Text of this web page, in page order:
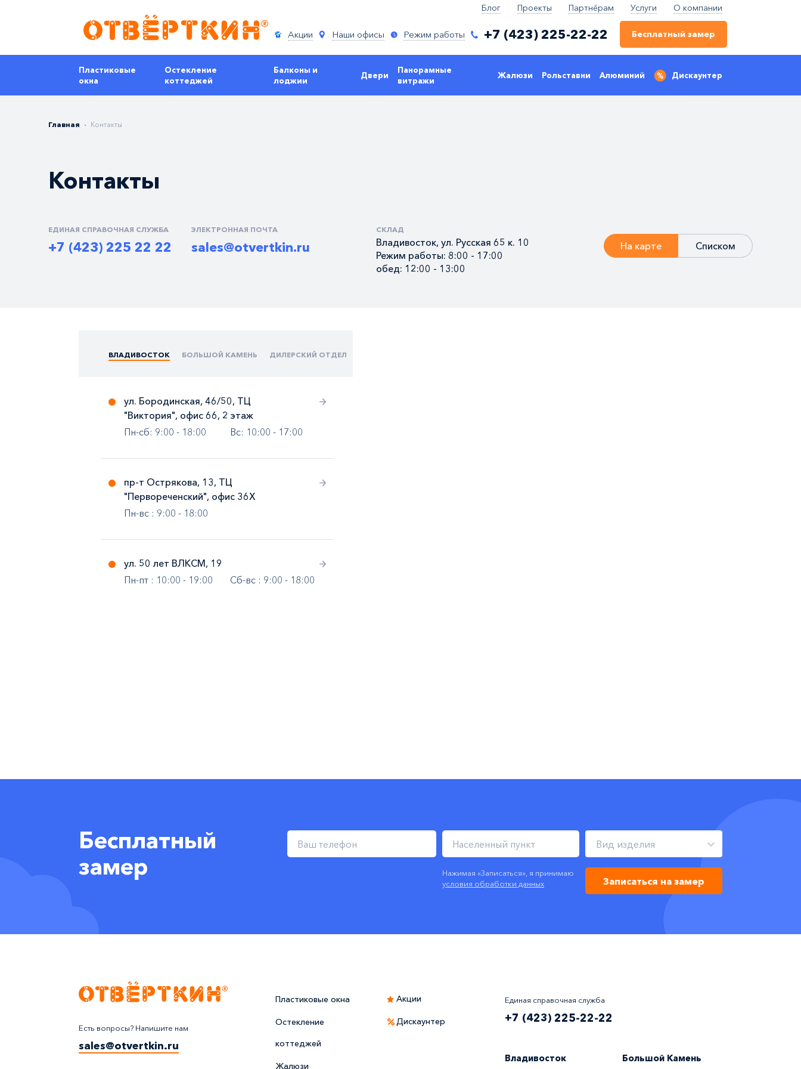
Блог Проекты Партнёрам Услуги О компании
Акции Наши офисы Режим работы +7 (423) 225-22-22 Бесплатный замер
Пластиковые
окна
Остекление
коттеджей
Балконы и
лоджии
Двери
Панорамные
витражи
Жалюзи Рольставни Алюминий Дискаунтер
Главная Контакты
Контакты
ЕДИНАЯ СПРАВОЧНАЯ СЛУЖБА
+7 (423) 225 22 22
ЭЛЕКТРОННАЯ ПОЧТА
sales@otvertkin.ru
СКЛАД
Владивосток, ул. Русская 65 к. 10
Режим работы: 8:00 - 17:00
обед: 12:00 - 13:00
На карте Списком
ВЛАДИВОСТОК БОЛЬШОЙ КАМЕНЬ ДИЛЕРСКИЙ ОТДЕЛ
ул. Бородинская, 46/50, ТЦ
"Виктория", офис 66, 2 этаж
Пн-cб: 9:00 - 18:00
Вс: 10:00 - 17:00
пр-т Острякова, 13, ТЦ
"Первореченский", офис 36Х
Пн-вс : 9:00 - 18:00
ул. 50 лет ВЛКСМ, 19
Пн-пт : 10:00 - 19:00
Сб-вс : 9:00 - 18:00
Бесплатный
замер
Вид изделия
Нажимая «Записаться», я принимаю
условия обработки данных
Записаться на замер
Есть вопросы? Напишите нам
sales@otvertkin.ru
Пластиковые окна
Остекление
коттеджей
Жалюзи
Акции
Дискаунтер
Единая справочная служба
+7 (423) 225-22-22
Владивосток Большой Камень